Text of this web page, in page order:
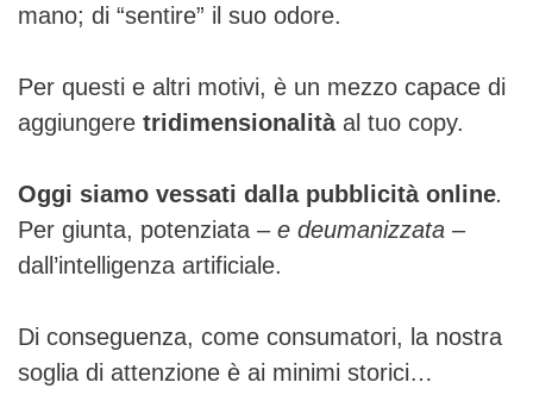
mano; di “sentire” il suo odore.
Per questi e altri motivi, è un mezzo capace di
aggiungere tridimensionalitàal tuo copy.
Oggi siamo vessati dalla pubblicità online.
Per giunta, potenziata – e deumanizzata –
dall’intelligenza artificiale.
Di conseguenza, come consumatori, la nostra
soglia di attenzione è ai minimi storici…